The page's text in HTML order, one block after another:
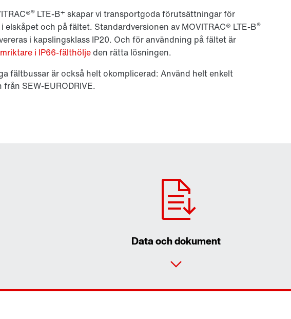
® LTE-B+ skapar vi transportgoda förutsättningar för
och på fältet. Standardversionen av MOVITRAC® LTE-B®
i kapslingsklass IP20. Och för användning på fältet är
i IP66-fälthöljeden rätta lösningen.
fältbussar är också helt okomplicerad: Använd helt enkelt
SEW-EURODRIVE.
Data och dokument